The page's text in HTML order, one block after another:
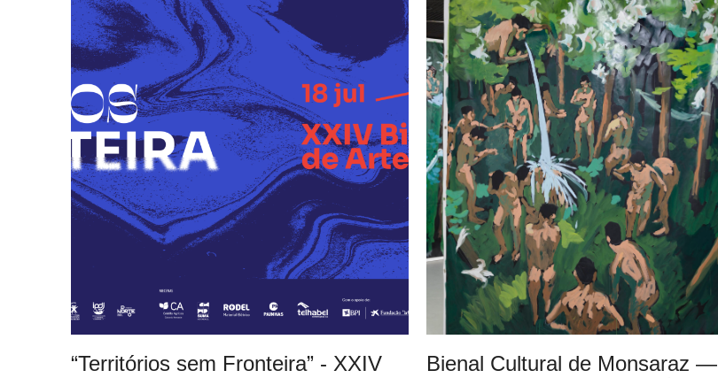
“Territórios sem Fronteira” - XXIV
Bienal Cultural de Monsaraz —